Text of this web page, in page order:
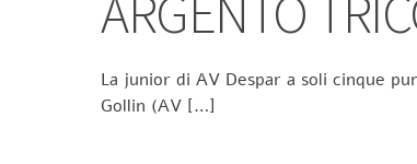
La junior di AV Despar a soli cinque
Gollin (AV […]